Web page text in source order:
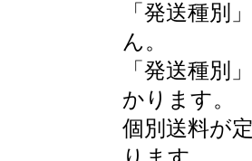
「発送種別
ん。
「発送種別
かります。
個別送料が